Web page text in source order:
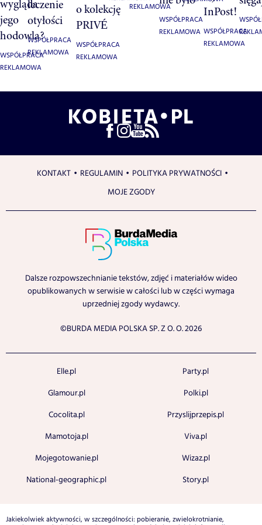
wygląda
jego
hodowla?
WSPÓŁPRACA
REKLAMOWA
leczenie
otyłości
WSPÓŁPRACA
REKLAMOWA
o kolekcję
PRIVÉ
WSPÓŁPRACA
REKLAMOWA
REKLAMOWA
WSPÓŁPRACA
REKLAMOWA
InPost!
WSPÓŁPRACA
REKLAMOWA
KONTAKT REGULAMIN
POLITYKA PRYWATNOŚCI
MOJE ZGODY
Dalsze rozpowszechnianie tekstów, zdjęć i materiałów wideo
opublikowanych w serwisie w całości lub w części wymaga
uprzedniej zgody wydawcy.
©BURDA MEDIA POLSKA SP. Z O. O. 2026
Elle.pl
Glamour.pl
Cocolita.pl
Mamotoja.pl
Mojegotowanie.pl
National-geographic.pl
Party.pl
Polki.pl
Przyslijprzepis.pl
Viva.pl
Wizaz.pl
Story.pl
Jakiekolwiek aktywności, w szczególności: pobieranie, zwielokrotnianie,